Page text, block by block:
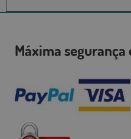
Máxima segurança